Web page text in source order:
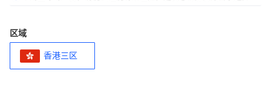
区域
香港三区